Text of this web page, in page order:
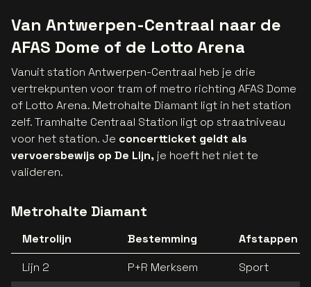
Van Antwerpen-Centraal naar de
AFAS Dome of de Lotto Arena
Vanuit station Antwerpen-Centraal heb je drie
vertrekpunten voor tram of metro richting AFAS Dome
of Lotto Arena. Metrohalte Diamant ligt in het station
zelf. Tramhalte Centraal Station ligt op straatniveau
voor het station. Je concertticket geldt als
vervoersbewijs op De Lijn, je hoeft het niet te
valideren.
Metrohalte Diamant
Metrolijn Bestemming
Afstappen
Lijn 2
P+R Merksem
Sport